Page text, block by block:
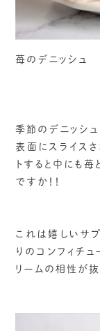
苺のデニッシュ
季節のデニッシュ
表面にスライス
トすると中にも
ですか！！
これは嬉しいサ
りのコンフィチ
リームの相性が抜